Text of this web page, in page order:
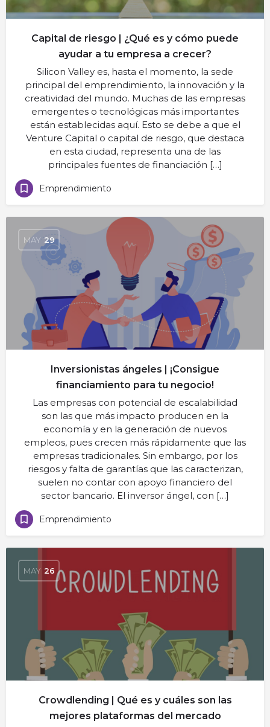
Capital de riesgo | ¿Qué es y cómo puede
ayudar a tu empresa a crecer?
Silicon Valley es, hasta el momento, la sede
principal del emprendimiento, la innovación y la
creatividad del mundo. Muchas de las empresas
emergentes o tecnológicas más importantes
están establecidas aquí. Esto se debe a que el
Venture Capital o capital de riesgo, que destaca
en esta ciudad, representa una de las
principales fuentes de financiación […]
Emprendimiento
MAY 29
Inversionistas ángeles | ¡Consigue
financiamiento para tu negocio!
Las empresas con potencial de escalabilidad
son las que más impacto producen en la
economía y en la generación de nuevos
empleos, pues crecen más rápidamente que las
empresas tradicionales. Sin embargo, por los
riesgos y falta de garantías que las caracterizan,
suelen no contar con apoyo financiero del
sector bancario. El inversor ángel, con […]
Emprendimiento
MAY 26
Crowdlending | Qué es y cuáles son las
mejores plataformas del mercado